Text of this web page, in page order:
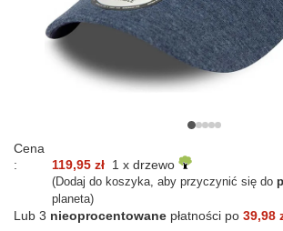
Cena
:
119,95 zł 1 x drzewo
(Dodaj do koszyka, aby przyczynić się do
planeta)
Lub 3 nieoprocentowane płatności po 39,98